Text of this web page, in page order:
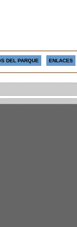
DEL PARQUE ENLACES